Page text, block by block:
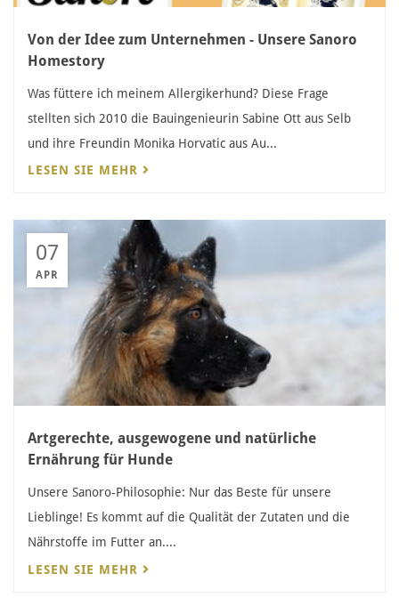
Von der Idee zum Unternehmen - Unsere Sanoro
Homestory
Was füttere ich meinem Allergikerhund? Diese Frage
stellten sich 2010 die Bauingenieurin Sabine Ott aus Selb
und ihre Freundin Monika Horvatic aus Au...
LESEN SIE MEHR
07
APR
Artgerechte, ausgewogene und natürliche
Ernährung für Hunde
Unsere Sanoro-Philosophie: Nur das Beste für unsere
Lieblinge! Es kommt auf die Qualität der Zutaten und die
Nährstoffe im Futter an....
LESEN SIE MEHR